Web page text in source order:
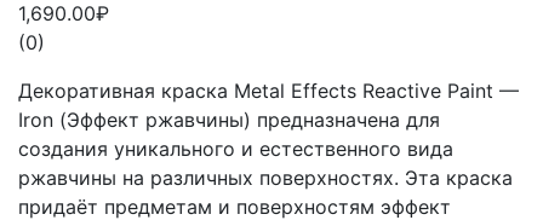
1,690.00₽
(0)
Декоративная краска Metal Effects Reactive Paint —
Iron (Эффект ржавчины) предназначена для
создания уникального и естественного вида
ржавчины на различных поверхностях. Эта краска
придаёт предметам и поверхностям эффект